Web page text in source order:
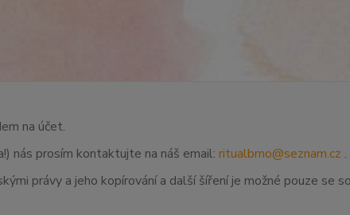
na účet.
nás prosím kontaktujte na náš email: ritualbrno@seznam.cz
právy a jeho kopírování a další šíření je možné pouze se